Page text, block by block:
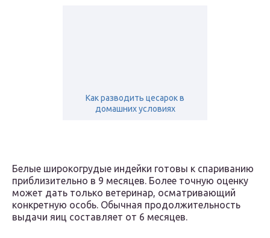
Как разводить цесарок в
домашних условиях
Белые широкогрудые индейки готовы к спариванию
приблизительно в 9 месяцев. Более точную оценку
может дать только ветеринар, осматривающий
конкретную особь. Обычная продолжительность
выдачи яиц составляет от 6 месяцев.